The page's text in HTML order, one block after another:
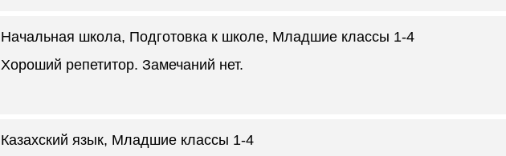
Начальная школа, Подготовка к школе, Младшие классы 1-4
Хороший репетитор. Замечаний нет.
Казахский язык, Младшие классы 1-4